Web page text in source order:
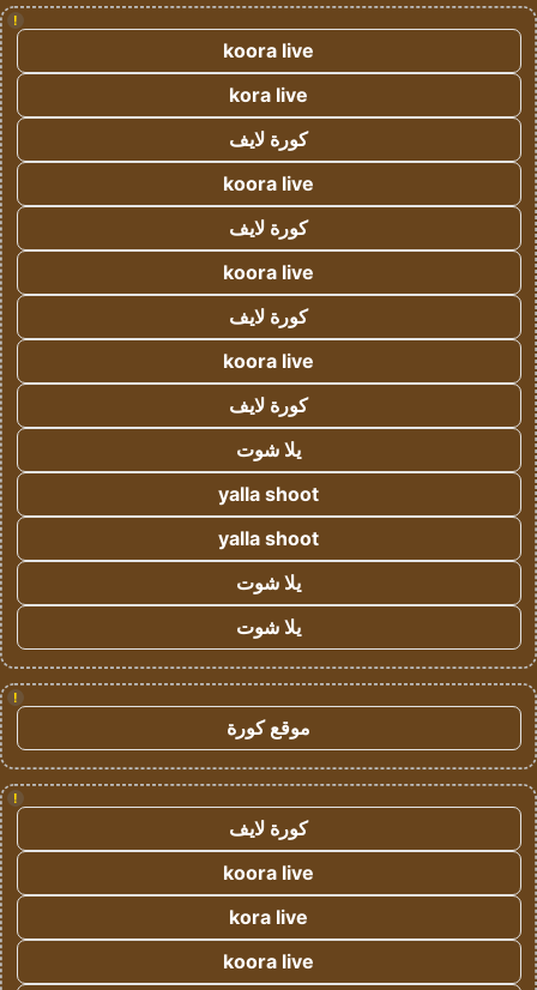
!
koora live
kora live
كورة لايف
koora live
كورة لايف
koora live
كورة لايف
koora live
كورة لايف
يلا شوت
yalla shoot
yalla shoot
يلا شوت
يلا شوت
!
موقع كورة
!
كورة لايف
koora live
kora live
koora live